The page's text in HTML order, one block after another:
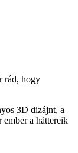
rád, hogy
3D dizájnt, a
a háttereik